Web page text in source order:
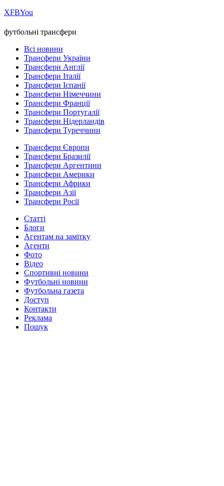
ХFBYou
футбольні трансфери
Всі новини
Трансфери України
Трансфери Англії
Трансфери Італії
Трансфери Іспанії
Трансфери Німеччини
Трансфери Франції
Трансфери Португалії
Трансфери Нідерландів
Трансфери Туреччини
Трансфери Європи
Трансфери Бразилії
Трансфери Аргентини
Трансфери Америки
Трансфери Африки
Трансфери Азії
Трансфери Росії
Статті
Блоги
Агентам на замітку
Агенти
Фото
Відео
Спортивні новини
Футбольні новини
Футбольна газета
Доступ
Контакти
Реклама
Пошук